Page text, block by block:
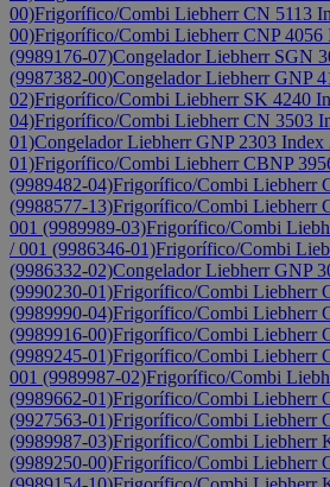
00)Frigorífico/Combi Liebherr CN 5113
00)Frigorífico/Combi Liebherr CNP 4056
(9989176-07)Congelador Liebherr SGN
(9987382-00)Congelador Liebherr GNP
02)Frigorífico/Combi Liebherr SK 4240
04)Frigorífico/Combi Liebherr CN 3503
01)Congelador Liebherr GNP 2303
01)Frigorífico/Combi Liebherr CBNP
(9989482-04)Frigorífico/Combi Liebherr
(9988577-13)Frigorífico/Combi Liebherr
001 (9989989-03)Frigorífico/Combi
/ 001 (9986346-01)Frigorífico/Combi
(9986332-02)Congelador Liebherr GNP
(9990230-01)Frigorífico/Combi Liebherr
(9989990-04)Frigorífico/Combi Liebherr
(9989916-00)Frigorífico/Combi Liebherr
(9989245-01)Frigorífico/Combi Liebherr
001 (9989987-02)Frigorífico/Combi
(9989662-01)Frigorífico/Combi Liebherr
(9927563-01)Frigorífico/Combi Liebherr
(9989987-03)Frigorífico/Combi Liebherr
(9989250-00)Frigorífico/Combi Liebherr